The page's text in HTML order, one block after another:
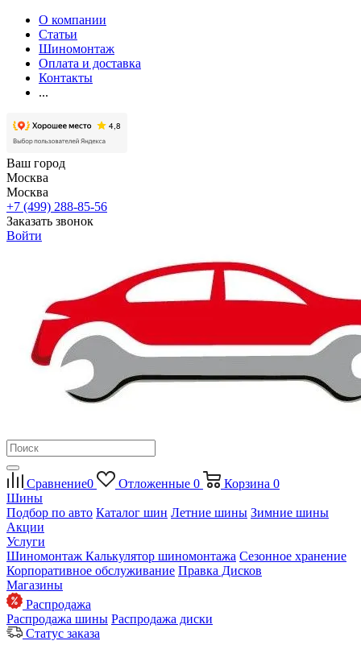
О компании
Статьи
Шиномонтаж
Оплата и доставка
Контакты
...
Ваш город
Москва
Москва
+7 (499) 288-85-56
Заказать звонок
Войти
Сравнение0 Отложенные 0 Корзина 0
Шины
Подбор по авто Каталог шин Летние шины Зимние шины
Акции
Услуги
Шиномонтаж Калькулятор шиномонтажа Сезонное хранение
Корпоративное обслуживание Правка Дисков
Магазины
Распродажа
Распродажа шины Распродажа диски
Статус заказа